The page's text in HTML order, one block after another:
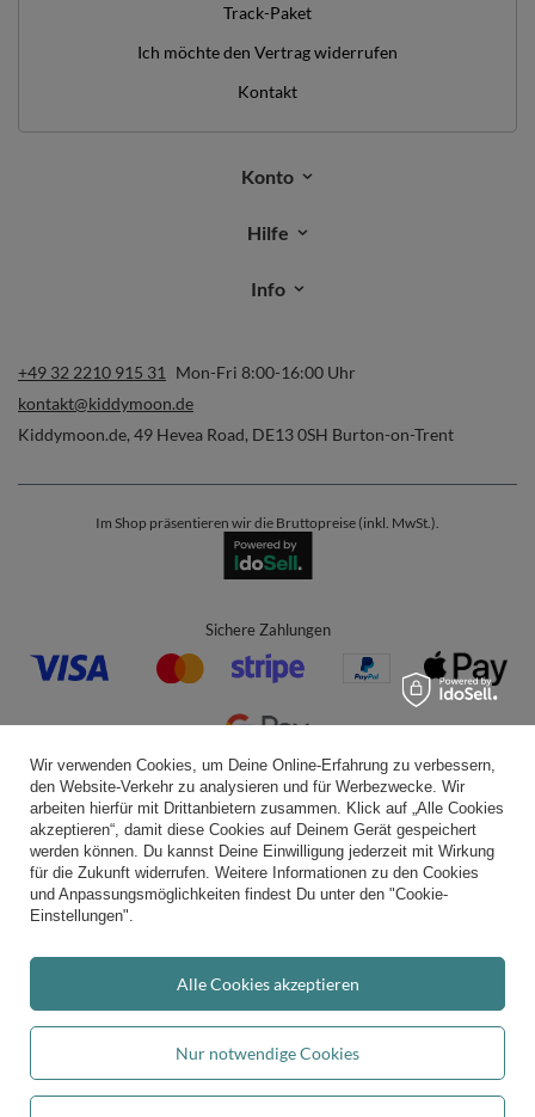
Track-Paket
Ich möchte den Vertrag widerrufen
Kontakt
Konto
Hilfe
Info
+49 32 2210 915 31
Mon-Fri 8:00-16:00 Uhr
kontakt@kiddymoon.de
Kiddymoon.de, 49 Hevea Road, DE13 0SH Burton-on-Trent
Im Shop präsentieren wir die Bruttopreise (inkl. MwSt.).
Sichere Zahlungen
Bequeme Lieferung
Du kannst uns vertrauen
Folge uns:
Wir verwenden Cookies, um Deine Online-Erfahrung zu verbessern,
den Website-Verkehr zu analysieren und für Werbezwecke. Wir
arbeiten hierfür mit Drittanbietern zusammen. Klick auf „Alle Cookies
akzeptieren“, damit diese Cookies auf Deinem Gerät gespeichert
werden können. Du kannst Deine Einwilligung jederzeit mit Wirkung
für die Zukunft widerrufen. Weitere Informationen zu den Cookies
und Anpassungsmöglichkeiten findest Du unter den "Cookie-
Einstellungen".
Nur notwendige Cookies
Alle Cookies akzeptieren